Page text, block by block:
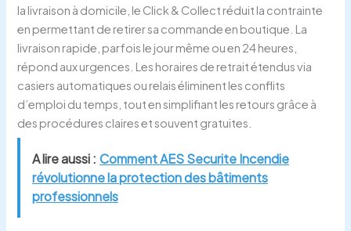
la livraison à domicile, le Click & Collect réduit la contrainte
en permettant de retirer sa commande en boutique. La
livraison rapide, parfois le jour même ou en 24 heures,
répond aux urgences. Les horaires de retrait étendus via
casiers automatiques ou relais éliminent les conflits
d’emploi du temps, tout en simplifiant les retours grâce à
des procédures claires et souvent gratuites.
A lire aussi : Comment AES Securite Incendie
révolutionne la protection des bâtiments
professionnels